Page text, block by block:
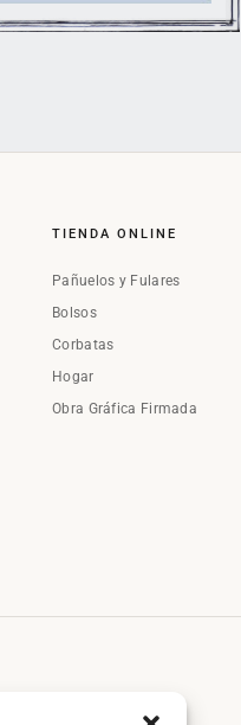
TIENDA ONLINE
Pañuelos y Fulares
Bolsos
Corbatas
Hogar
Obra Gráfica Firmada